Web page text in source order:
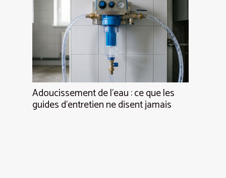
Adoucissement de l’eau : ce que les
guides d’entretien ne disent jamais